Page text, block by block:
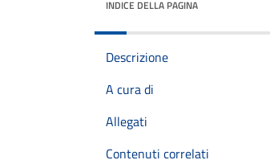
INDICE DELLA PAGINA
Descrizione
A cura di
Allegati
Contenuti correlati